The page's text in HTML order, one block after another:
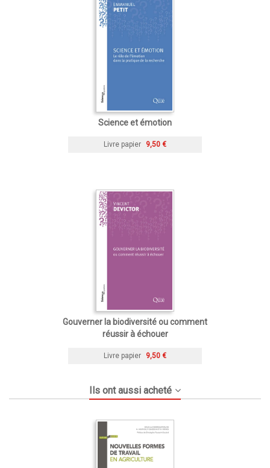
Science et émotion
Livre papier 9,50 €
Gouverner la biodiversité ou comment
réussir à échouer
Livre papier 9,50 €
Ils ont aussi acheté